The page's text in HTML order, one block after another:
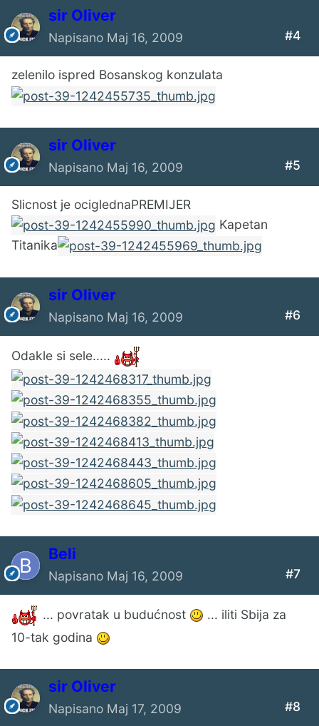
sir Oliver
Napisano Maj 16, 2009 #4
zelenilo ispred Bosanskog konzulata
sir Oliver
Napisano Maj 16, 2009 #5
Slicnost je ociglednaPREMIJER
Kapetan
Titanika
sir Oliver
Napisano Maj 16, 2009 #6
Odakle si sele.....
Beli
Napisano Maj 16, 2009 #7
... povratak u budućnost
... iliti Sbija za
10-tak godina
sir Oliver
Napisano Maj 17, 2009 #8